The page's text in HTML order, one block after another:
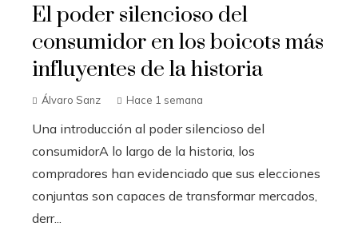
El poder silencioso del
consumidor en los boicots más
influyentes de la historia
Álvaro Sanz Hace 1 semana
Una introducción al poder silencioso del
consumidorA lo largo de la historia, los
compradores han evidenciado que sus elecciones
conjuntas son capaces de transformar mercados,
derr...